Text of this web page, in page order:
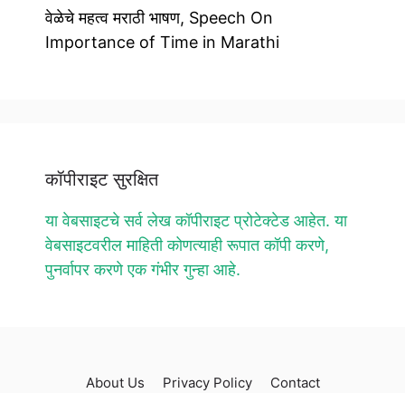
वेळेचे महत्व मराठी भाषण, Speech On
Importance of Time in Marathi
कॉपीराइट सुरक्षित
या वेबसाइटचे सर्व लेख कॉपीराइट प्रोटेक्टेड आहेत. या
वेबसाइटवरील माहिती कोणत्याही रूपात कॉपी करणे,
पुनर्वापर करणे एक गंभीर गुन्हा आहे.
About Us Privacy Policy
Contact